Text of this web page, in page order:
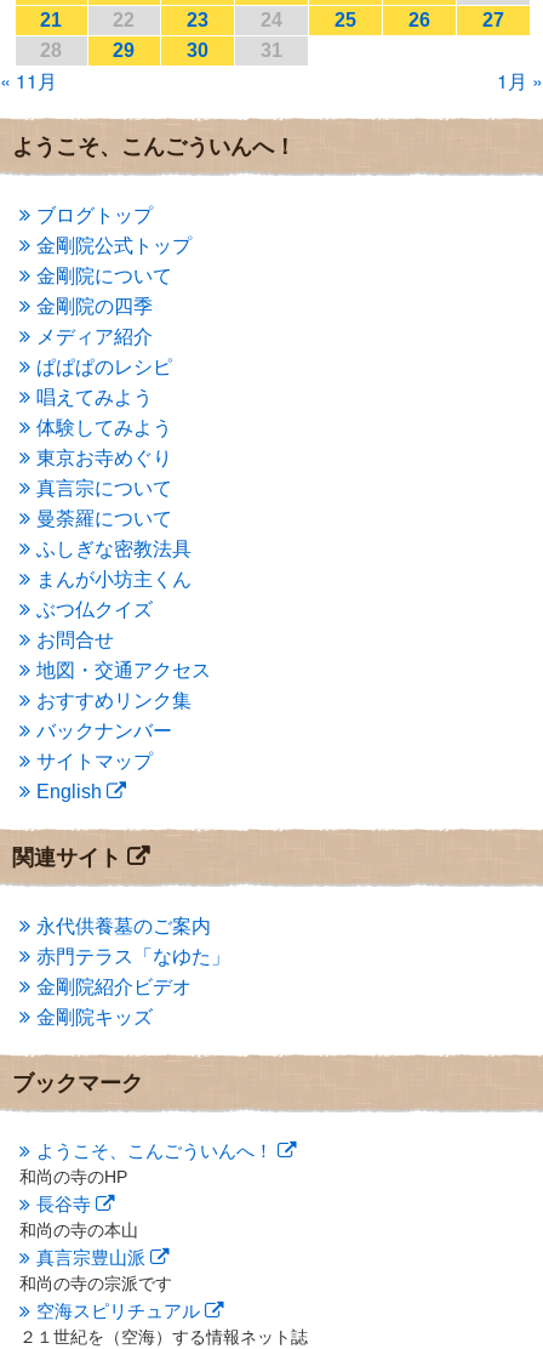
2017年1月(2)
2016年12月(4)
2016年11月(3)
2016年10月
2016年8月
2016年7月
(3)
2016年5月(3)
2016年4月
(4)
2016年3月 (4)
2016年2月 (5)
2016年1月(3)
2015年12月(6)
2015年11月 (4)
2015年10月
(4)
2015年9月(3)
2015年8月(4)
2015年7月(4)
2015年6月(3)
2015年5月(1)
2015年4月(1)
2015年3月 (3)
2015年2月(3)
2015年1月(1)
2014年12月
2014年9月(1)
2014年5月 (1)
2014年4月
2014年1月(1)
2013年11月 (4)
2013年10月
2013年8月
(7)
2013年7月
(7)
2013年5月(13)
2013年4月(1)
2013年3月 (4)
2013年2月(6)
2013年1月(6)
2012年12月(7)
2012年11月(7)
2012年10月
2012年8月
(9)
2012年7月(10)
2012年6月
2012年5月(16)
2012年4月 (16)
2012年3月(17)
2012年2月(20)
2012年1月(25)
21 22 23 24 25 26
27
28
29 30 31
« 11月 1月 »
ようこそ、こんごういんへ！
ブログトップ
金剛院公式トップ
金剛院について
金剛院の四季
メディア紹介
ぱぱぱのレシピ
唱えてみよう
体験してみよう
東京お寺めぐり
真言宗について
曼荼羅について
ふしぎな密教法具
まんが小坊主くん
ぶつ仏クイズ
お問合せ
地図・交通アクセス
おすすめリンク集
バックナンバー
サイトマップ
English
関連サイト
永代供養墓のご案内
赤門テラス「なゆた」
金剛院紹介ビデオ
金剛院キッズ
ブックマーク
ようこそ、こんごういんへ！
和尚の寺のHP
長谷寺
和尚の寺の本山
真言宗豊山派
和尚の寺の宗派です
空海スピリチュアル
２１世紀を（空海）する情報ネット誌